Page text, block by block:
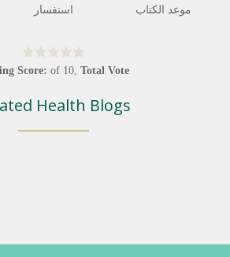
موعد الكتاب استفسار
Score: of 10, Total Vote:
Health Blogs